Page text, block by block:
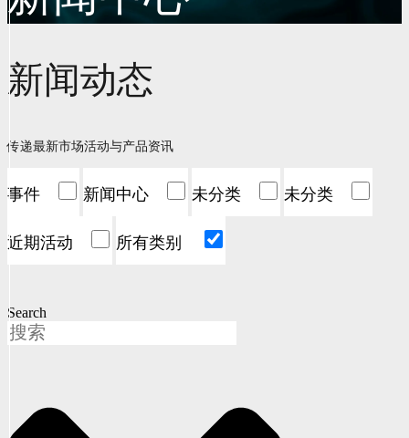
新闻动态
传递最新市场活动与产品资讯
事件 新闻中心 未分类 未分类
近期活动 所有类别
Search